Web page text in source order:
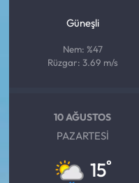
Güneşli
Nem: %47
Rüzgar: 3.69 m/s
10 AĞUSTOS
PAZARTESI
15°